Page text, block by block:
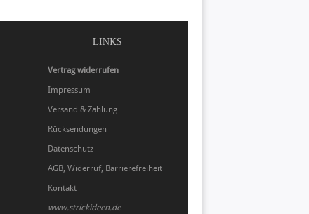
LINKS
Vertrag widerrufen
Impressum
Versand & Zahlung
Rücksendungen
Datenschutz
AGB, Widerruf, Barrierefreiheit
Kontakt
www.strickideen.de